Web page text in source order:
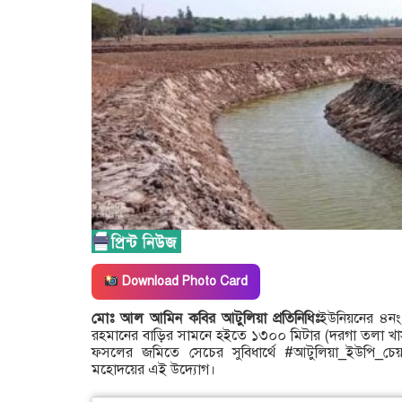
Download Photo Card
মোঃ আল আমিন কবির আটুলিয়া প্রতিনিধিঃইউনিয়নের
রহমানের বাড়ির সামনে হইতে ১৩০০ মিটার (দরগা তলা
ফসলের জমিতে সেচের সুবিধার্থে
মহোদয়ের এই উদ্যোগ।